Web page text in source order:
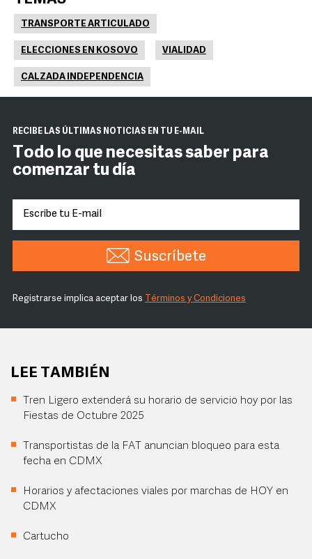
TRANSPORTE ARTICULADO
ELECCIONES EN KOSOVO VIALIDAD
CALZADA INDEPENDENCIA
RECIBE LAS ÚLTIMAS NOTICIAS EN TU E-MAIL
Todo lo que necesitas saber para
comenzar tu día
Suscríbete
Registrarse implica aceptar los Términos y Condiciones
LEE TAMBIÉN
Tren Ligero extenderá su horario de servicio hoy por las
Fiestas de Octubre 2025
Transportistas de la FAT anuncian bloqueo para esta
fecha en CDMX
Horarios y afectaciones viales por marchas de HOY en
CDMX
Cartucho